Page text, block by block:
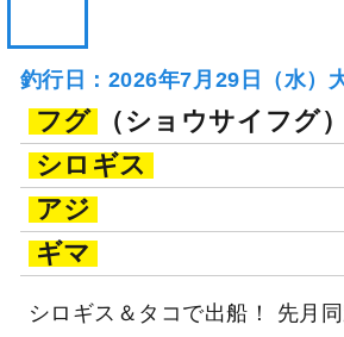
釣行日：2026年7月29日（水）
フグ
（ショウサイフグ）
シロギス
アジ
ギマ
シロギス＆タコで出船！ 先月